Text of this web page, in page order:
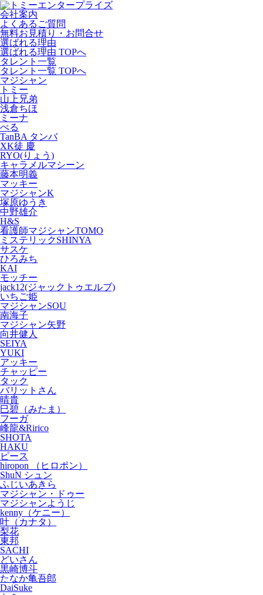
会社案内
よくあるご質問
無料お見積り・お問合せ
選ばれる理由
選ばれる理由 TOPへ
タレント一覧
タレント一覧 TOPへ
マジシャン
トミー
山上兄弟
浅倉ちほ
ミーナ
ぺる
TanBA タンバ
XK徒 慶
RYO(りょう)
キャラメルマシーン
藤本明義
マッキー
マジシャンK
塚原ゆうき
中野雄介
H&S
看護師マジシャンTOMO
ミステリックSHINYA
サスケ
ひろみち
KAI
モッチー
jack12(ジャックトゥエルブ)
いちご姫
マジシャンSOU
南海子
マジシャン矢野
向井健人
SEIYA
YUKI
アッキー
チャッピー
タック
バリットさん
晴貴
巳碧（みたま）
フーガ
峰龍&Ririco
SHOTA
HAKU
ピース
hiropon （ヒロポン）
ShuN シュン
ふじいあきら
マジシャン・ドゥー
マジシャンようじ
kenny（ケニー）
叶（カナタ）
梨花
東邦
SACHI
どいさん
黒崎博斗
たなか亀吾郎
DaiSuke